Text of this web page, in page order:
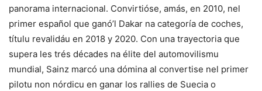
panorama internacional. Convirtióse, amás, en 2010, nel
primer español que ganó’l Dakar na categoría de coches,
títulu revalidáu en 2018 y 2020. Con una trayectoria que
supera les trés décades na élite del automovilismu
mundial, Sainz marcó una dómina al convertise nel primer
pilotu non nórdicu en ganar los rallies de Suecia o